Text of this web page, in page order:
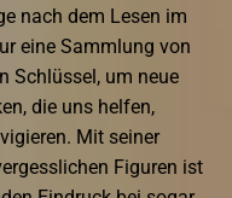
nach dem Lesen im
eine Sammlung von
Schlüssel, um neue
die uns helfen,
Mit seiner
Figuren ist